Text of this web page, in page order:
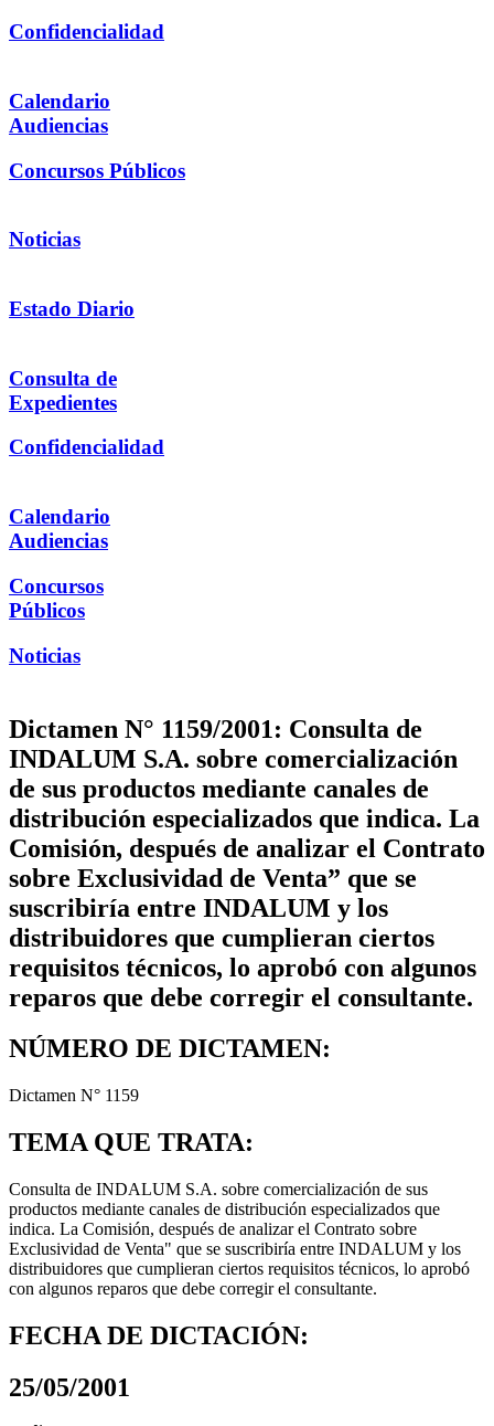
Confidencialidad
Calendario
Audiencias
Concursos Públicos
Noticias
Estado Diario
Consulta de
Expedientes
Confidencialidad
Calendario
Audiencias
Concursos
Públicos
Noticias
Dictamen N° 1159/2001: Consulta de
INDALUM S.A. sobre comercialización
de sus productos mediante canales de
distribución especializados que indica. La
Comisión, después de analizar el Contrato
sobre Exclusividad de Venta” que se
suscribiría entre INDALUM y los
distribuidores que cumplieran ciertos
requisitos técnicos, lo aprobó con algunos
reparos que debe corregir el consultante.
NÚMERO DE DICTAMEN:
Dictamen N° 1159
TEMA QUE TRATA:
Consulta de INDALUM S.A. sobre comercialización de sus
productos mediante canales de distribución especializados que
indica. La Comisión, después de analizar el Contrato sobre
Exclusividad de Venta" que se suscribiría entre INDALUM y los
distribuidores que cumplieran ciertos requisitos técnicos, lo aprobó
con algunos reparos que debe corregir el consultante.
FECHA DE DICTACIÓN:
25/05/2001